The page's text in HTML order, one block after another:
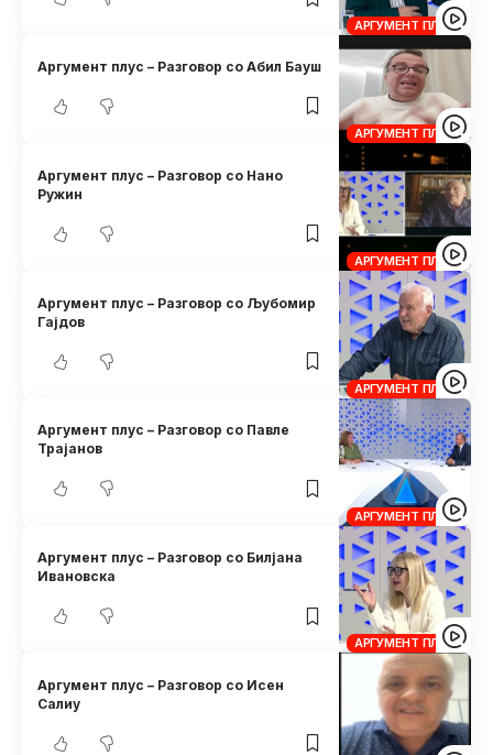
АРГУМЕНТ ПЛУС
АРГУМЕНТ ПЛУС
Аргумент плус – Разговор со Абил Бауш
АРГУМЕНТ ПЛУС
Аргумент плус – Разговор со Нано
Ружин
АРГУМЕНТ ПЛУС
Аргумент плус – Разговор со Љубомир
Гајдов
АРГУМЕНТ ПЛУС
Аргумент плус – Разговор со Павле
Трајанов
АРГУМЕНТ ПЛУС
Аргумент плус – Разговор со Билјана
Ивановска
Аргумент плус – Разговор со Исен
Салиу